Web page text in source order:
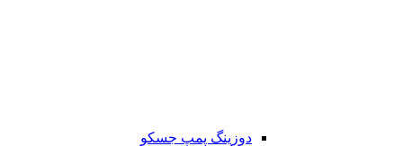
دوزینگ پمپ جسکو